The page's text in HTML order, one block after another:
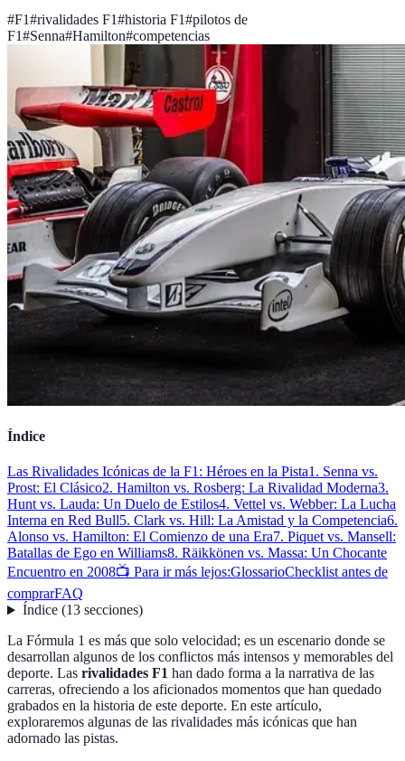
#F1#rivalidades F1#historia F1#pilotos de
F1#Senna#Hamilton#competencias
Índice
Las Rivalidades Icónicas de la F1: Héroes en la Pista1. Senna vs.
Prost: El Clásico2. Hamilton vs. Rosberg: La Rivalidad Moderna3.
Hunt vs. Lauda: Un Duelo de Estilos4. Vettel vs. Webber: La Lucha
Interna en Red Bull5. Clark vs. Hill: La Amistad y la Competencia6.
Alonso vs. Hamilton: El Comienzo de una Era7. Piquet vs. Mansell:
Batallas de Ego en Williams8. Räikkönen vs. Massa: Un Chocante
Encuentro en 2008📺 Para ir más lejos:GlossarioChecklist antes de
comprarFAQ
Índice(13 secciones)
La Fórmula 1 es más que solo velocidad; es un escenario donde se
desarrollan algunos de los conflictos más intensos y memorables del
deporte. Las rivalidades F1 han dado forma a la narrativa de las
carreras, ofreciendo a los aficionados momentos que han quedado
grabados en la historia de este deporte. En este artículo,
exploraremos algunas de las rivalidades más icónicas que han
adornado las pistas.